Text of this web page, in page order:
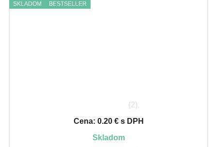
SKLADOM BESTSELLER
(2)
Cena: 0.20 € s DPH
skladom